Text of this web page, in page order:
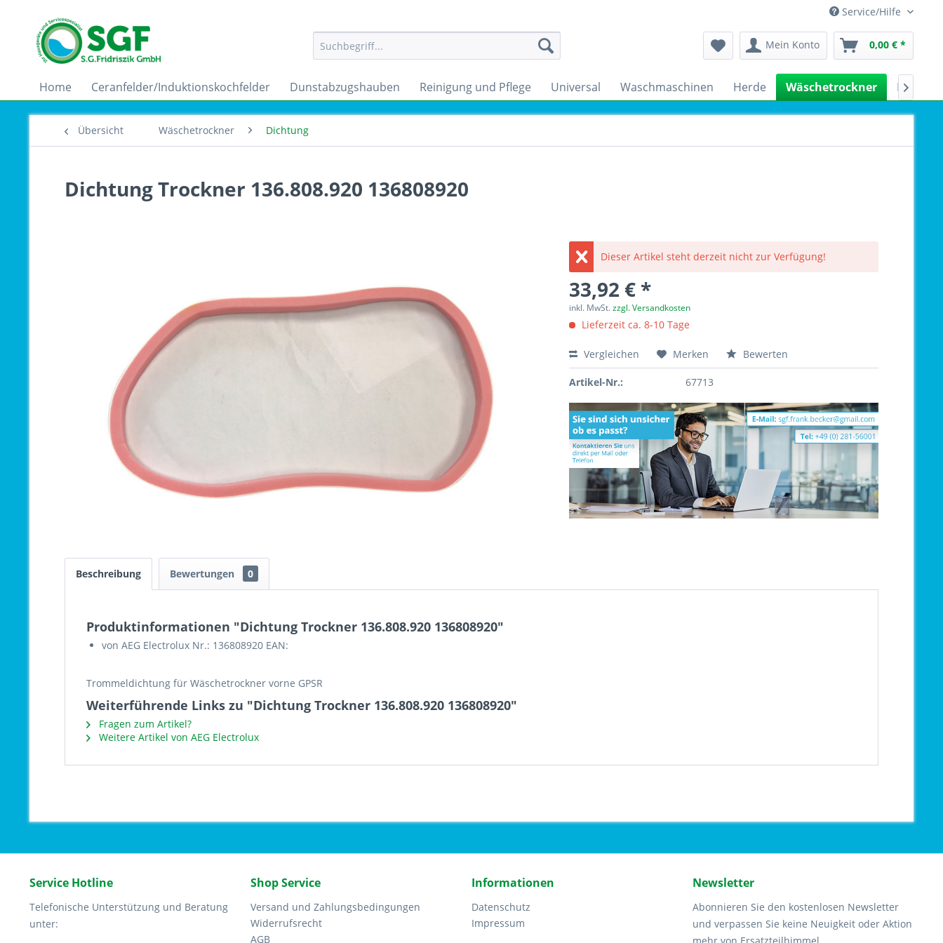
Service/Hilfe
Mein Konto 0,00 € *
Home Ceranfelder/Induktionskochfelder Dunstabzugshauben Reinigung und Pflege Universal Waschmaschinen Herde Wäschetrockner 
Übersicht Wäschetrockner Dichtung
Dichtung Trockner 136.808.920 136808920
Dieser Artikel steht derzeit nicht zur Verfügung!
33,92 € *
inkl. MwSt.zzgl. Versandkosten
Lieferzeit ca. 8-10 Tage
Vergleichen Merken Bewerten
Artikel-Nr.: 67713
Beschreibung Bewertungen 0
Produktinformationen "Dichtung Trockner 136.808.920 136808920"
von AEG Electrolux Nr.: 136808920 EAN:
Trommeldichtung für Wäschetrockner vorne GPSR
Weiterführende Links zu "Dichtung Trockner 136.808.920 136808920"
Fragen zum Artikel?
Weitere Artikel von AEG Electrolux
Service Hotline
Telefonische Unterstützung und Beratung
unter:
Shop Service
Versand und Zahlungsbedingungen
Widerrufsrecht
AGB
Informationen
Datenschutz
Impressum
Newsletter
Abonnieren Sie den kostenlosen Newsletter
und verpassen Sie keine Neuigkeit oder Aktion